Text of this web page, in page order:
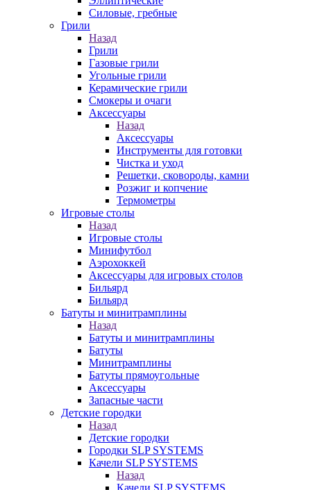
Силовые, гребные
Грили
Назад
Грили
Газовые грили
Угольные грили
Керамические грили
Смокеры и очаги
Аксессуары
Назад
Аксессуары
Инструменты для готовки
Чистка и уход
Решетки, сковороды, камни
Розжиг и копчение
Термометры
Игровые столы
Назад
Игровые столы
Минифутбол
Аэрохоккей
Аксессуары для игровых столов
Бильяpд
Бильяpд
Батуты и минитрамплины
Назад
Батуты и минитрамплины
Батуты
Минитрамплины
Батуты прямоугольные
Аксессуары
Запасные части
Детские городки
Назад
Детские городки
Городки SLP SYSTEMS
Качели SLP SYSTEMS
Назад
Качели SLP SYSTEMS